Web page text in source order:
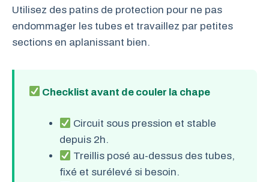
Utilisez des patins de protection pour ne pas
endommager les tubes et travaillez par petites
sections en aplanissant bien.
Checklist avant de couler la chape
Circuit sous pression et stable
depuis 2h.
Treillis posé au-dessus des tubes,
fixé et surélevé si besoin.